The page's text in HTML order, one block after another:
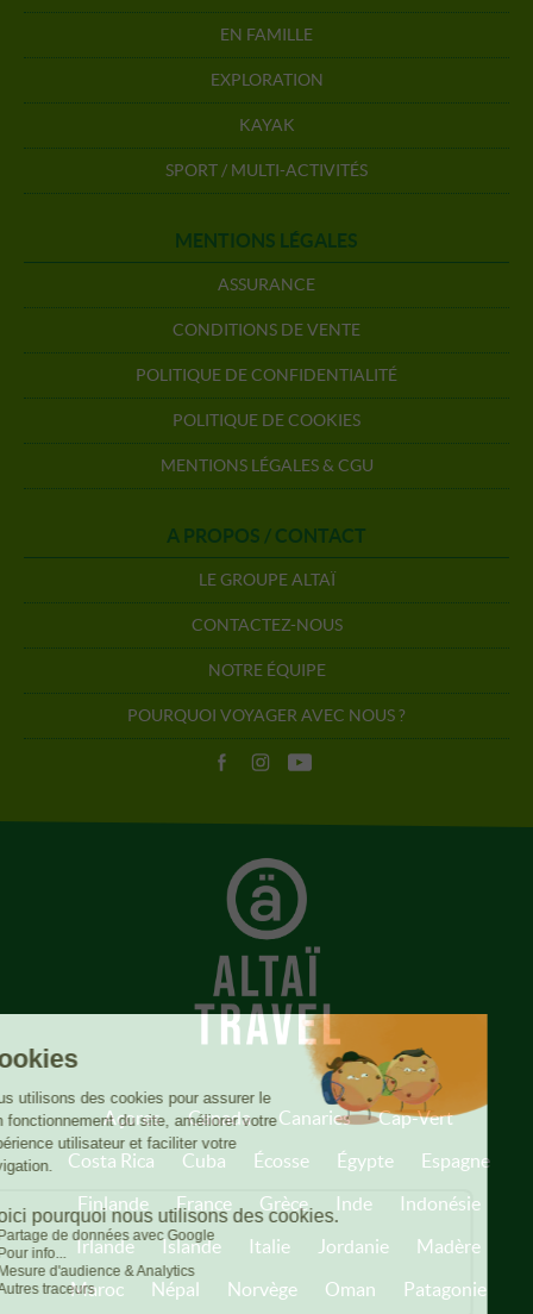
EN FAMILLE
EXPLORATION
KAYAK
SPORT / MULTI-ACTIVITÉS
MENTIONS LÉGALES
ASSURANCE
CONDITIONS DE VENTE
POLITIQUE DE CONFIDENTIALITÉ
POLITIQUE DE COOKIES
MENTIONS LÉGALES & CGU
A PROPOS / CONTACT
LE GROUPE ALTAÏ
CONTACTEZ-NOUS
NOTRE ÉQUIPE
POURQUOI VOYAGER AVEC NOUS ?
Açores Canada Canaries
Cap-Vert
Costa Rica
Cuba Écosse Égypte
Espagne
Finlande
France Grèce Inde
Indonésie
Irlande
Islande Italie Jordanie
Madère
Maroc
Népal Norvège Oman Patagonie